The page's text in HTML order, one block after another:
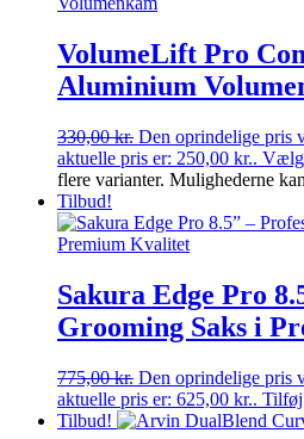
VolumeLift Pro
Aluminium
330,00kr. Den oprindelige pris
aktuelle pris er: 250,00 kr.. Vælg
flere varianter. Mulighederne
Tilbud!
Sakura Edge Pro
Grooming Saks i
775,00kr. Den oprindelige pris
aktuelle pris er: 625,00 kr..
Tilbud!